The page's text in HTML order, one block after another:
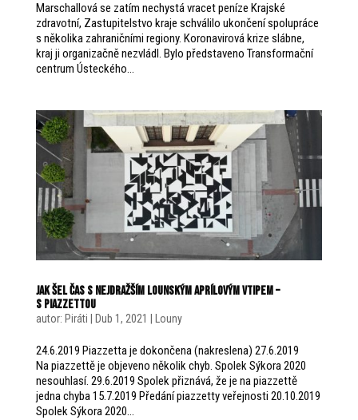
Marschallová se zatím nechystá vracet peníze Krajské
zdravotní, Zastupitelstvo kraje schválilo ukončení spolupráce
s několika zahraničními regiony. Koronavirová krize slábne,
kraj ji organizačně nezvládl. Bylo představeno Transformační
centrum Ústeckého...
Jak šel čas s nejdražším lounským aprílovým vtipem –
s Piazzettou
autor: Piráti Dub 1, 2021 Louny
24.6.2019 Piazzetta je dokončena (nakreslena) 27.6.2019
Na piazzettě je objeveno několik chyb. Spolek Sýkora 2020
nesouhlasí. 29.6.2019 Spolek přiznává, že je na piazzettě
jedna chyba 15.7.2019 Předání piazzetty veřejnosti 20.10.2019
Spolek Sýkora 2020...